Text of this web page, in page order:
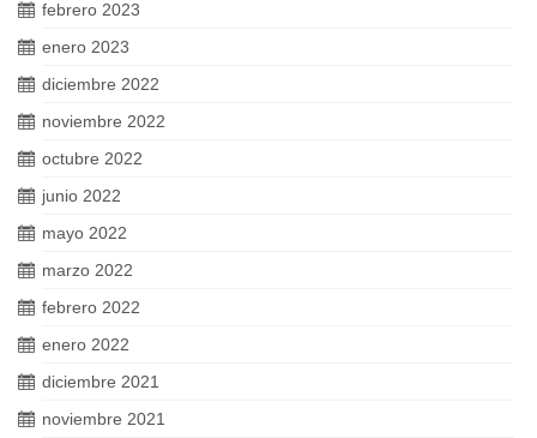
febrero 2023
enero 2023
diciembre 2022
noviembre 2022
octubre 2022
junio 2022
mayo 2022
marzo 2022
febrero 2022
enero 2022
diciembre 2021
noviembre 2021